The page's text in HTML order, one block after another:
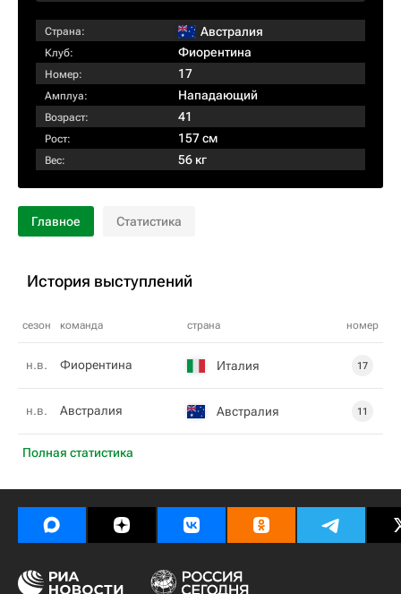
Страна: Австралия
Клуб: Фиорентина
Номер: 17
Амплуа: Нападающий
Возраст: 41
Рост: 157 см
Вес: 56 кг
Главное Статистика
История выступлений
сезон команда страна номер
Полная статистика
н.в. Фиорентина Италия 17
н.в. Австралия Австралия 11